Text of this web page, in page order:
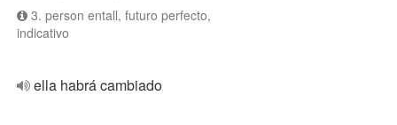
3. person entall, futuro perfecto,
indicativo
ella habrá cambiado